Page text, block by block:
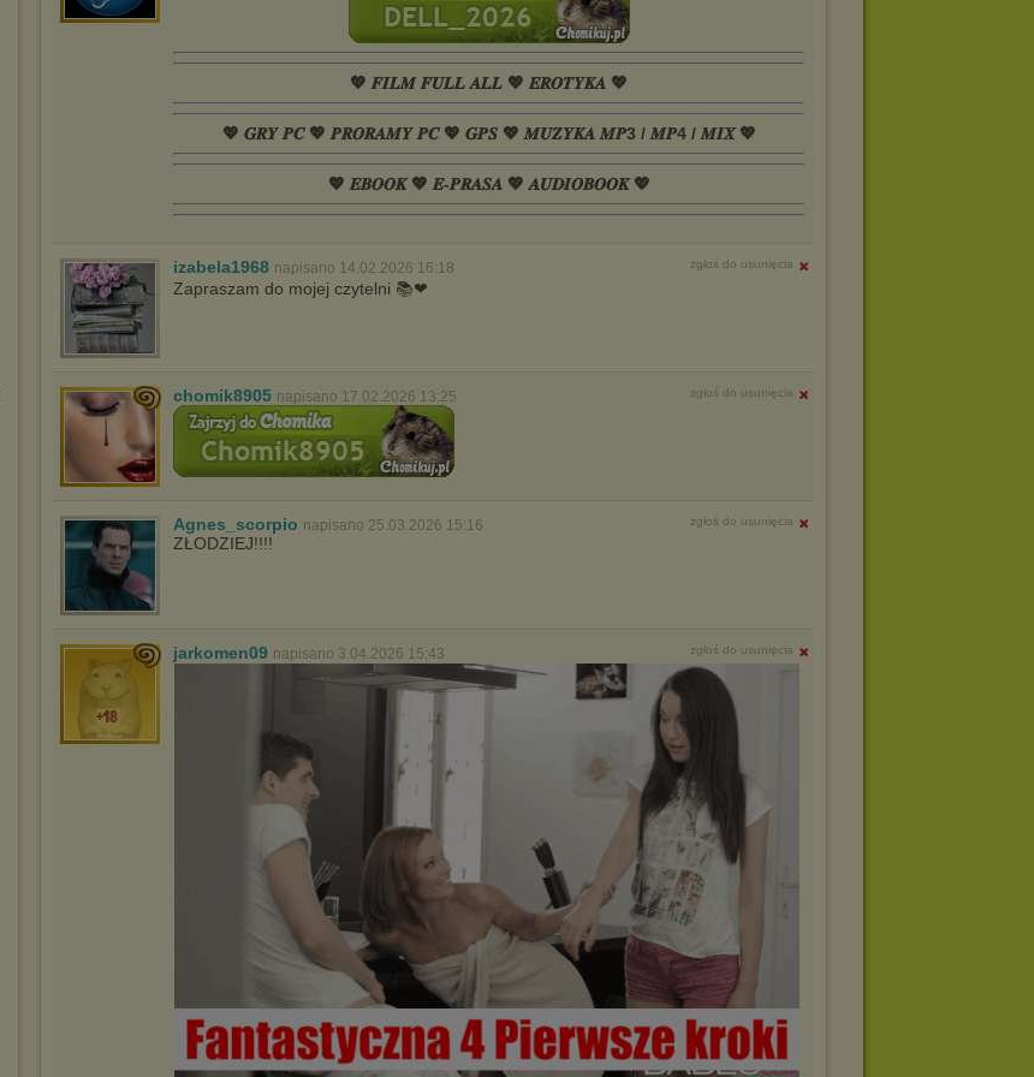
💖 𝑭𝑰𝑳𝑴 𝑭𝑼𝑳𝑳 𝑨𝑳𝑳 💖 𝑬𝑹𝑶𝑻𝒀𝑲𝑨 💖
💖 𝑮𝑹𝒀 𝑷𝑪 💖 𝑷𝑹𝑶𝑹𝑨𝑴𝒀 𝑷𝑪 💖 𝑮𝑷𝑺 💖 𝑴𝑼𝒁𝒀𝑲𝑨 𝑴𝑷3 / 𝑴𝑷4 / 𝑴𝑰𝑿 💖
💖 𝑬𝑩𝑶𝑶𝑲 💖 𝑬-𝑷𝑹𝑨𝑺𝑨 💖 𝑨𝑼𝑫𝑰𝑶𝑩𝑶𝑶𝑲 💖
izabela1968 napisano 14.02.2026 16:18 zgłoś do usunięcia
Zapraszam do mojej czytelni 📚❤
chomik8905 napisano 17.02.2026 13:25 zgłoś do usunięcia
Agnes_scorpio napisano 25.03.2026 15:16 zgłoś do usunięcia
ZŁODZIEJ!!!!
jarkomen09 napisano 3.04.2026 15:43 zgłoś do usunięcia